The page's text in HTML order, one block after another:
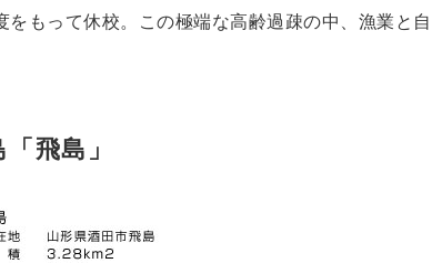
もって休校。この極端な高齢過疎の中、漁業と自
飛島」